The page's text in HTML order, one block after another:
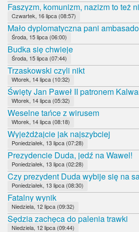
Faszyzm, komunizm, nazizm to też
Czwartek, 16 lipca (08:57)
Mało dyplomatyczna pani
Środa, 15 lipca (06:00)
Budka się chwieje
Środa, 15 lipca (07:44)
Trzaskowski czyli nikt
Wtorek, 14 lipca (10:32)
Święty Jan Paweł II patronem
Wtorek, 14 lipca (05:32)
Weselne tańce z wirusem
Wtorek, 14 lipca (08:18)
Wyjeżdżajcie jak najszybciej
Poniedziałek, 13 lipca (07:28)
Prezydencie Duda, jedź na Wawel!
Poniedziałek, 13 lipca (02:28)
Czy prezydent Duda wybije się na
Poniedziałek, 13 lipca (08:30)
Fatalny wynik
Niedziela, 12 lipca (09:32)
Sędzia zachęca do palenia trawki
Niedziela, 12 lipca (09:44)